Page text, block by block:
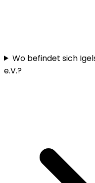
Wo befindet sich
e.V.?